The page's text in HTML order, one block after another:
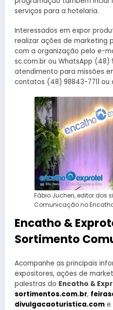
serviços para a hotelaria.
Interessados em expor
realizar ações de marketing
com a organização pelo e-
sc.com.br ou WhatsApp (48)
atendimento para missões
contatos (48) 98843-7711 ou
Fábio Juchen, editor dos
Comunicação no
Encatho &
Sortimento
Acompanhe as principais
expositores, ações de
palestras do Encatho &
sortimentos.com.br,
divulgacaoturistica.com e